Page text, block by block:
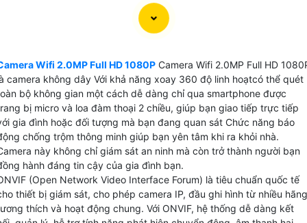
cho gia đình văn phòng và cửa hàng cần tự tin an ninh.
chất lượng hình ảnh sắc nét Full HD 1080P có thể quan
hỗ trợ lưu trữ video trực tiếp trên thẻ nhớ tối đa lên
512GB giúp bạn lưu trữ dữ liệu trong khoảng thời gian
đến 6 tháng mà không cần lo lắng về việc đầy dung
Với công nghệ AI chống trộm hiệu quả, Camera Wifi
có khả năng phát hiện và cảnh báo khi có hoạt động
ngờ xảy ra, giúp bạn bảo vệ tài sản một cách toàn
Wifi 2.0MP Full HD 1080P Camera Wifi 2.0MP Full HD
camera không dây Với khả năng xoay 360 độ linh hoạtcó thể quét
bộ không gian một cách dễ dàng chỉ qua smartphone được
bị micro và loa đàm thoại 2 chiều, giúp bạn giao tiếp trực tiếp
gia đình hoặc đối tượng mà bạn đang quan sát Chức năng báo
chống trộm thông minh giúp bạn yên tâm khi ra khỏi nhà.
này không chỉ giám sát an ninh mà còn trở thành người bạn
hành đáng tin cậy của gia đình bạn.
(Open Network Video Interface Forum) là tiêu chuẩn quốc tế
thiết bị giám sát, cho phép camera IP, đầu ghi hình từ nhiều hãng
thích và hoạt động chung. Với ONVIF, hệ thống dễ dàng kết